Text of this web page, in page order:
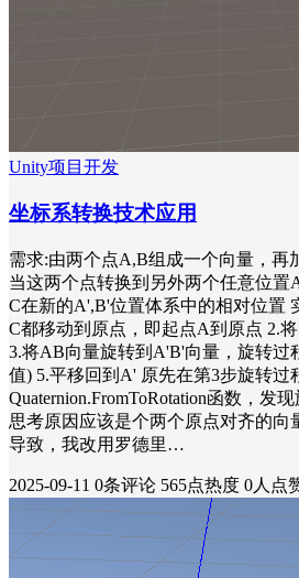
Unity项目开发
坐标系转换技术应用
需求:由两个点A,B组成一个向量，再
当这两个点转换到另外两个任意位
C在新的A',B'位置体系中的相对位置
C都移动到原点，即起点A到原点 2.
3.将AB向量旋转到A'B'向量，旋转过
值) 5.平移回到A' 原先在第3步旋转过
Quaternion.FromToRotation函数，发
思考原因应该是个两个原点对齐的向
导致，我改用罗德里…
2025-09-11 0条评论 565点热度 0人点